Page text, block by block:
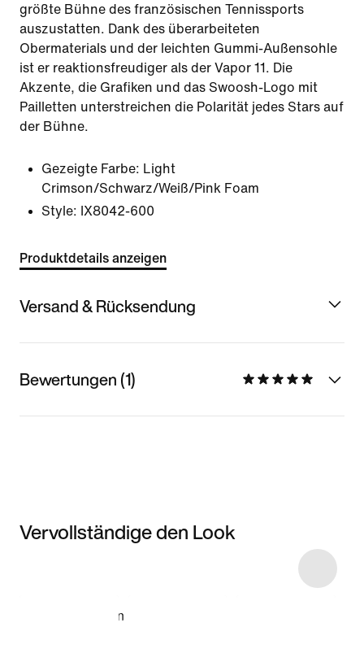
größte Bühne des französischen Tennissports
auszustatten. Dank des überarbeiteten
Obermaterials und der leichten Gummi-Außensohle
ist er reaktionsfreudiger als der Vapor 11. Die
Akzente, die Grafiken und das Swoosh-Logo mit
Pailletten unterstreichen die Polarität jedes Stars auf
der Bühne.
Gezeigte Farbe: Light
Crimson/Schwarz/Weiß/Pink Foam
Style: IX8042-600
Produktdetails anzeigen
Versand & Rücksendung
Bewertungen (1)
Vervollständige den Look
Modell anzeigen